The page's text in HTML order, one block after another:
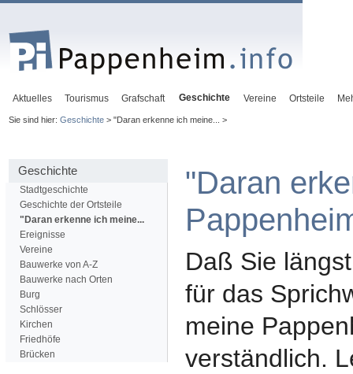
Aktuelles Tourismus Grafschaft Geschichte Vereine Ortsteile
Sie sind hier: Geschichte> "Daran erkenne ich meine... >
Geschichte
Stadtgeschichte
Geschichte der Ortsteile
"Daran erkenne ich meine...
Ereignisse
Vereine
Bauwerke von A-Z
Bauwerke nach Orten
Burg
Schlösser
Kirchen
Friedhöfe
Brücken
"Daran
Daß Sie
für das
meine
verständlich.